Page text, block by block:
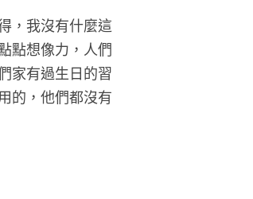
，我沒有什麼這
點想像力，人們
家有過生日的習
的，他們都沒有